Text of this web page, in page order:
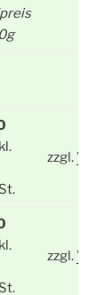
zzgl.
zzgl.